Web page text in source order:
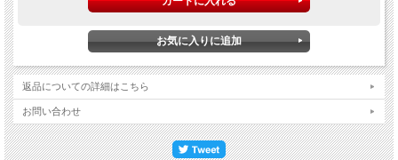
返品についての詳細はこちら
お問い合わせ